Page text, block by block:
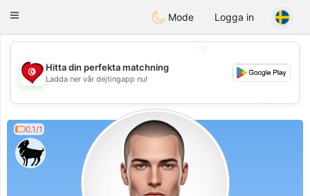
Tunisia Dating
Toggle
Mode Logga in
💖
💕
💕
Hitta din perfekta matchning
Ladda ner vår dejtingapp nu!
0.1/1